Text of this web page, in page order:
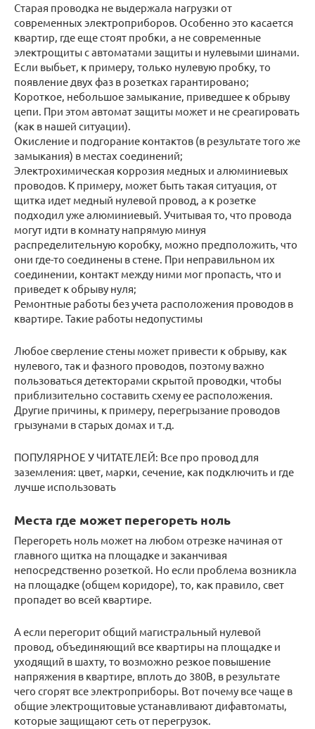
Старая проводка не выдержала нагрузки от
современных электроприборов. Особенно это касается
квартир, где еще стоят пробки, а не современные
электрощиты с автоматами защиты и нулевыми шинами.
Если выбьет, к примеру, только нулевую пробку, то
появление двух фаз в розетках гарантировано;
Короткое, небольшое замыкание, приведшее к обрыву
цепи. При этом автомат защиты может и не среагировать
(как в нашей ситуации).
Окисление и подгорание контактов (в результате того же
замыкания) в местах соединений;
Электрохимическая коррозия медных и алюминиевых
проводов. К примеру, может быть такая ситуация, от
щитка идет медный нулевой провод, а к розетке
подходил уже алюминиевый. Учитывая то, что провода
могут идти в комнату напрямую минуя
распределительную коробку, можно предположить, что
они где-то соединены в стене. При неправильном их
соединении, контакт между ними мог пропасть, что и
приведет к обрыву нуля;
Ремонтные работы без учета расположения проводов в
квартире. Такие работы недопустимы
Любое сверление стены может привести к обрыву, как
нулевого, так и фазного проводов, поэтому важно
пользоваться детекторами скрытой проводки, чтобы
приблизительно составить схему ее расположения.
Другие причины, к примеру, перегрызание проводов
грызунами в старых домах и т.д.
ПОПУЛЯРНОЕ У ЧИТАТЕЛЕЙ: Все про провод для
заземления: цвет, марки, сечение, как подключить и где
лучше использовать
Места где может перегореть ноль
Перегореть ноль может на любом отрезке начиная от
главного щитка на площадке и заканчивая
непосредственно розеткой. Но если проблема возникла
на площадке (общем коридоре), то, как правило, свет
пропадет во всей квартире.
А если перегорит общий магистральный нулевой
провод, объединяющий все квартиры на площадке и
уходящий в шахту, то возможно резкое повышение
напряжения в квартире, вплоть до 380В, в результате
чего сгорят все электроприборы. Вот почему все чаще в
общие электрощитовые устанавливают дифавтоматы,
которые защищают сеть от перегрузок.